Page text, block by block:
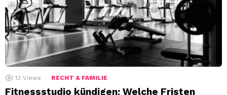
13 Views RECHT & FAMILIE
Fitnessstudio kündigen: Welche Fristen